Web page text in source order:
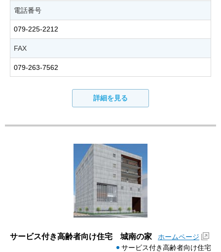
電話番号
079-225-2212
FAX
079-263-7562
詳細を見る
サービス付き高齢者向け住宅 城南の家
ホームページ
サービス付き高齢者向け住宅